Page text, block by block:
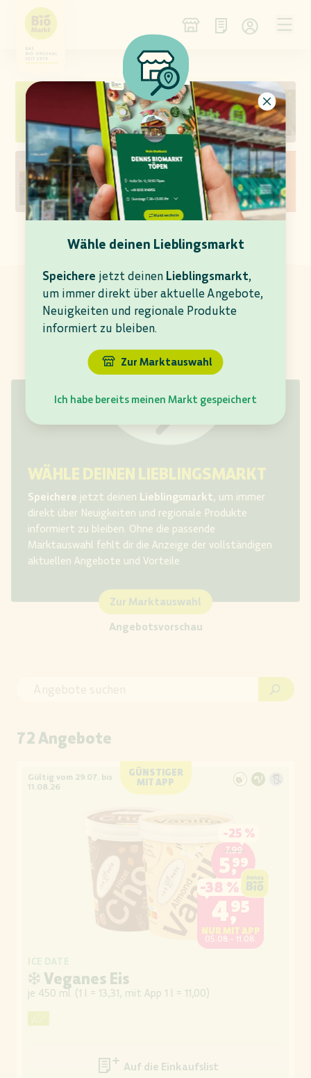
NEU IM SORTIMENT WEIN DES MONATS
KÄSE DER WOCHE ANGEBOTS-VORSCHAU
AKTUELLE ANGEBOTE
In deinem Denns BioMarkt Schwerin gültig bis
11.08.2026
WÄHLE DEINEN LIEBLINGSMARKT
Speichere jetzt deinen Lieblingsmarkt, um immer
direkt über Neuigkeiten und regionale Produkte
informiert zu bleiben. Ohne die passende
Marktauswahl fehlt dir die Anzeige der vollständigen
aktuellen Angebote und Vorteile.​
Zur Marktauswahl
Angebotsvorschau
72 Angebote
GÜNSTIGER
MIT APP
Gültig vom 29.07. bis
11.08.26
-25 %
7,99
5,99
-38 %
4,95
NUR MIT APP
05.08.- 11.08.
ICE DATE
❄ Veganes Eis
je 450 ml (1 l = 13,31, mit App 1 l = 11,00)
Auf die Einkaufsliste
Wähle deinen Lieblingsmarkt
Speichere jetzt deinen Lieblingsmarkt,
um immer direkt über aktuelle Angebote,
Neuigkeiten und regionale Produkte
informiert zu bleiben.
Zur Marktauswahl
Ich habe bereits meinen Markt gespeichert